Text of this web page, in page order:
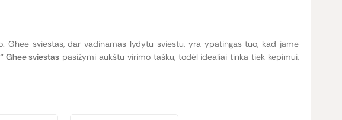
Ghee sviestas, dar vadinamas lydytu sviestu, yra ypatingas tuo, kad jame
Ghee sviestas pasižymi aukštu virimo tašku, todėl idealiai tinka tiek kepimui,